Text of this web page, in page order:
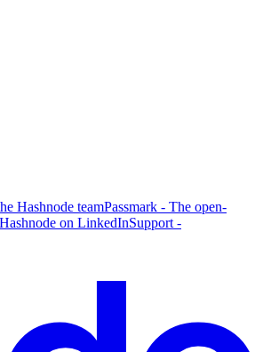
Hashnode teamPassmark - The open-
Hashnode on LinkedInSupport -